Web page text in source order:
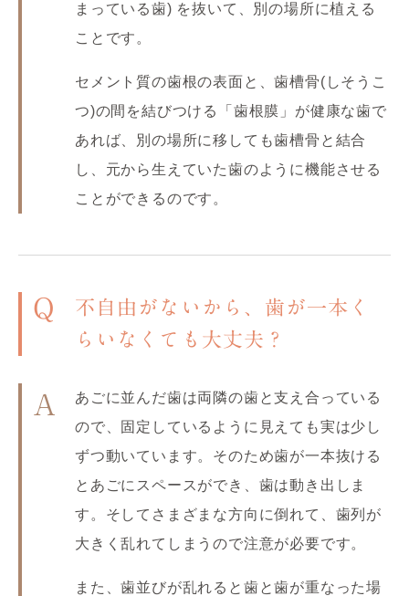
まっている歯) を抜いて、別の場所に植える
ことです。
セメント質の歯根の表面と、歯槽骨(しそうこ
つ)の間を結びつける「歯根膜」が健康な歯で
あれば、別の場所に移しても歯槽骨と結合
し、元から生えていた歯のように機能させる
ことができるのです。
Q
不自由がないから、歯が一本く
らいなくても大丈夫？
A
あごに並んだ歯は両隣の歯と支え合っている
ので、固定しているように見えても実は少し
ずつ動いています。そのため歯が一本抜ける
とあごにスペースができ、歯は動き出しま
す。そしてさまざまな方向に倒れて、歯列が
大きく乱れてしまうので注意が必要です。
また、歯並びが乱れると歯と歯が重なった場